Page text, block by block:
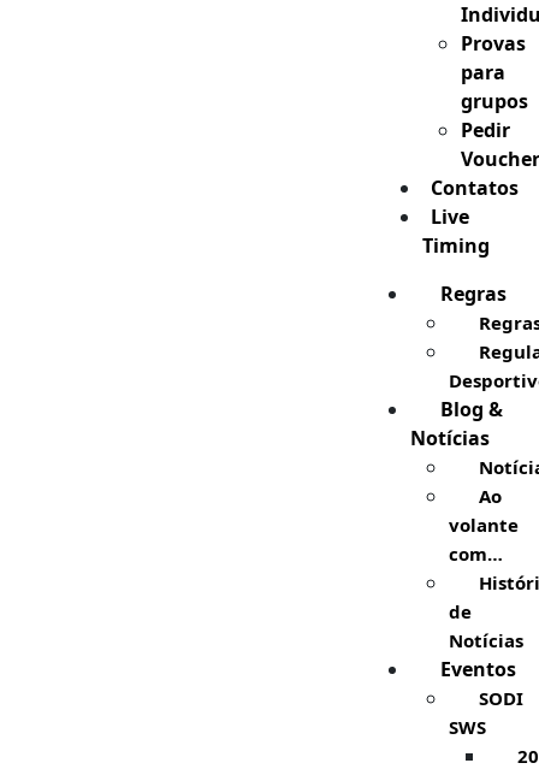
Provas
para
grupos
Pedir
Voucher
Contatos
Live
Timing
Regras
Blog &
Notícias
Ao
volante
com…
de
Notícias
Eventos
SODI
SWS